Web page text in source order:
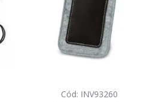
Cód: INV93260